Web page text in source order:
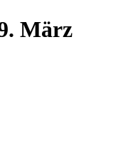
März